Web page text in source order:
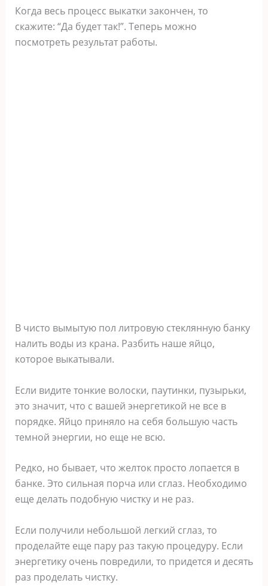
Когда весь процесс выкатки закончен, то
скажите: “Да будет так!”. Теперь можно
посмотреть результат работы.
В чисто вымытую пол литровую стеклянную банку
налить воды из крана. Разбить наше яйцо,
которое выкатывали.
Если видите тонкие волоски, паутинки, пузырьки,
это значит, что с вашей энергетикой не все в
порядке. Яйцо приняло на себя большую часть
темной энергии, но еще не всю.
Редко, но бывает, что желток просто лопается в
банке. Это сильная порча или сглаз. Необходимо
еще делать подобную чистку и не раз.
Если получили небольшой легкий сглаз, то
проделайте еще пару раз такую процедуру. Если
энергетику очень повредили, то придется и десять
раз проделать чистку.